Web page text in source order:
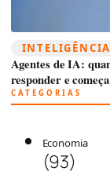
Agentes de IA:
responder e
CATEGORIAS
Economia
(93)